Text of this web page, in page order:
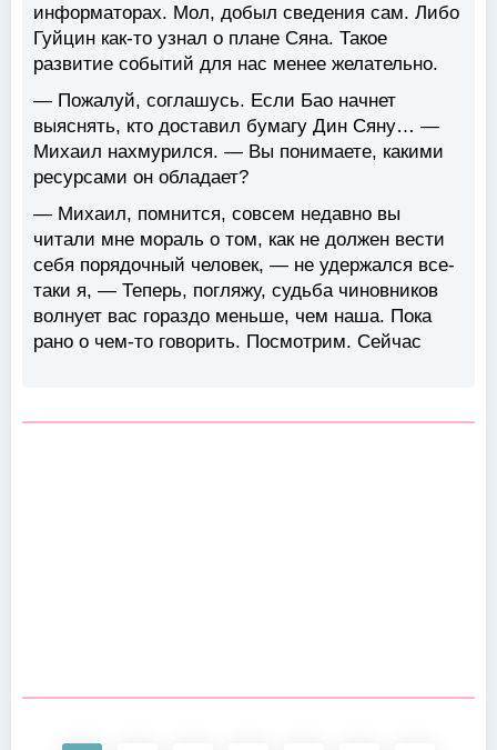
информаторах. Мол, добыл сведения сам. Либо
Гуйцин как-то узнал о плане Сяна. Такое
развитие событий для нас менее желательно.
— Пожалуй, соглашусь. Если Бао начнет
выяснять, кто доставил бумагу Дин Сяну… —
Михаил нахмурился. — Вы понимаете, какими
ресурсами он обладает?
— Михаил, помнится, совсем недавно вы
читали мне мораль о том, как не должен вести
себя порядочный человек, — не удержался все-
таки я, — Теперь, погляжу, судьба чиновников
волнует вас гораздо меньше, чем наша. Пока
рано о чем-то говорить. Посмотрим. Сейчас